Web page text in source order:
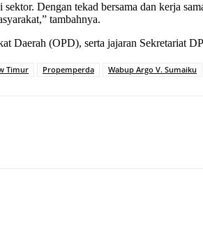
Dengan tekad bersama dan kerja
tambahnya.
Daerah (OPD), serta jajaran Sekretariat
Timur Propemperda Wabup Argo V. Sumaiku